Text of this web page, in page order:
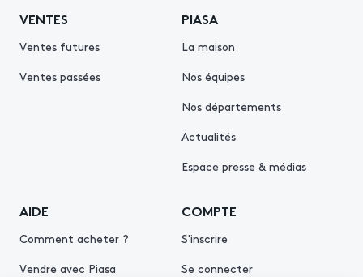
VENTES
Ventes futures
Ventes passées
PIASA
La maison
Nos équipes
Nos départements
Actualités
Espace presse & médias
AIDE
Comment acheter ?
Vendre avec Piasa
COMPTE
S'inscrire
Se connecter